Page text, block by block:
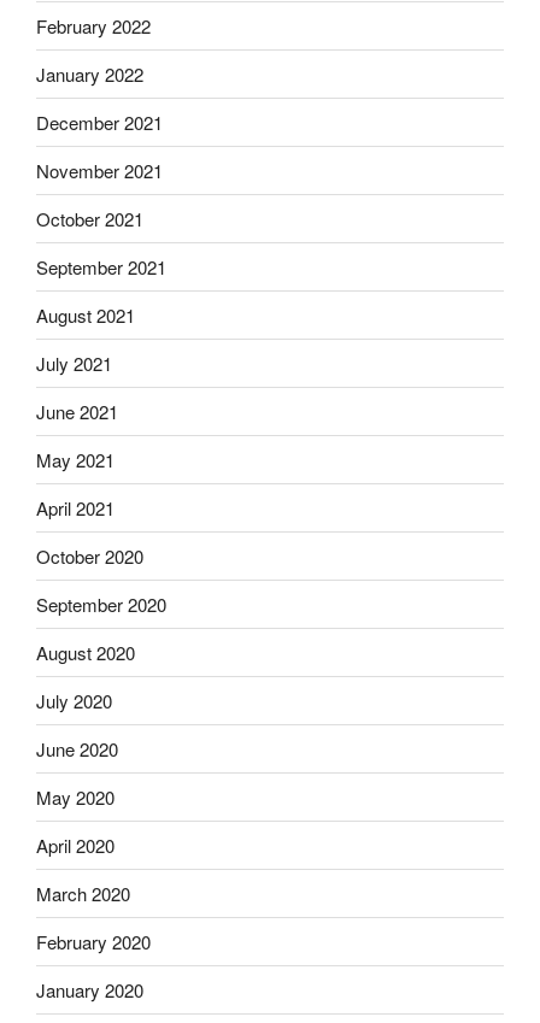
February 2022
January 2022
December 2021
November 2021
October 2021
September 2021
August 2021
July 2021
June 2021
May 2021
April 2021
October 2020
September 2020
August 2020
July 2020
June 2020
May 2020
April 2020
March 2020
February 2020
January 2020